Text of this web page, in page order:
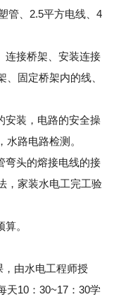
管、2.5平方电线、4
连接桥架、安装连接
固定桥架内的线、
安装，电路的安全操
路电路检测。
弯头的熔接电线的接
，家装水电工完工验
。
，由水电工程师授
天10：30~17：30学